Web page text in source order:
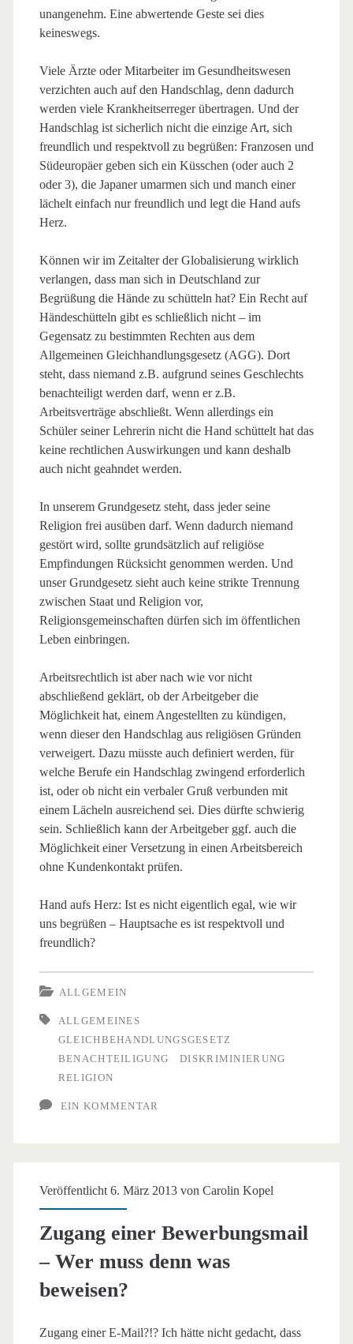
unangenehm. Eine abwertende Geste sei dies
keineswegs.
Viele Ärzte oder Mitarbeiter im Gesundheitswesen
verzichten auch auf den Handschlag, denn dadurch
werden viele Krankheitserreger übertragen. Und der
Handschlag ist sicherlich nicht die einzige Art, sich
freundlich und respektvoll zu begrüßen: Franzosen und
Südeuropäer geben sich ein Küsschen (oder auch 2
oder 3), die Japaner umarmen sich und manch einer
lächelt einfach nur freundlich und legt die Hand aufs
Herz.
Können wir im Zeitalter der Globalisierung wirklich
verlangen, dass man sich in Deutschland zur
Begrüßung die Hände zu schütteln hat? Ein Recht auf
Händeschütteln gibt es schließlich nicht – im
Gegensatz zu bestimmten Rechten aus dem
Allgemeinen Gleichhandlungsgesetz (AGG). Dort
steht, dass niemand z.B. aufgrund seines Geschlechts
benachteiligt werden darf, wenn er z.B.
Arbeitsverträge abschließt. Wenn allerdings ein
Schüler seiner Lehrerin nicht die Hand schüttelt hat das
keine rechtlichen Auswirkungen und kann deshalb
auch nicht geahndet werden.
In unserem Grundgesetz steht, dass jeder seine
Religion frei ausüben darf. Wenn dadurch niemand
gestört wird, sollte grundsätzlich auf religiöse
Empfindungen Rücksicht genommen werden. Und
unser Grundgesetz sieht auch keine strikte Trennung
zwischen Staat und Religion vor,
Religionsgemeinschaften dürfen sich im öffentlichen
Leben einbringen.
Arbeitsrechtlich ist aber nach wie vor nicht
abschließend geklärt, ob der Arbeitgeber die
Möglichkeit hat, einem Angestellten zu kündigen,
wenn dieser den Handschlag aus religiösen Gründen
verweigert. Dazu müsste auch definiert werden, für
welche Berufe ein Handschlag zwingend erforderlich
ist, oder ob nicht ein verbaler Gruß verbunden mit
einem Lächeln ausreichend sei. Dies dürfte schwierig
sein. Schließlich kann der Arbeitgeber ggf. auch die
Möglichkeit einer Versetzung in einen Arbeitsbereich
ohne Kundenkontakt prüfen.
Hand aufs Herz: Ist es nicht eigentlich egal, wie wir
uns begrüßen – Hauptsache es ist respektvoll und
freundlich?
ALLGEMEIN
ALLGEMEINES
GLEICHBEHANDLUNGSGESETZ
BENACHTEILIGUNG
DISKRIMINIERUNG
RELIGION
EIN KOMMENTAR
Veröffentlicht 6. März 2013 von Carolin Kopel
Zugang einer Bewerbungsmail
– Wer muss denn was
beweisen?
Zugang einer E-Mail?!? Ich hätte nicht gedacht, dass